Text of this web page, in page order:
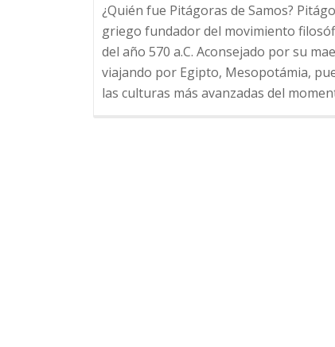
¿Quién fue Pitágoras de Samos?
griego fundador del movimiento
del año 570 a.C. Aconsejado por su
viajando por Egipto, Mesopotámia,
las culturas más avanzadas del